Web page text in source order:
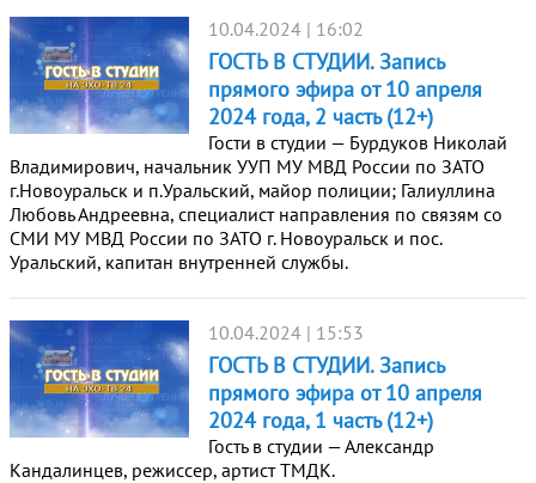
10.04.2024 | 16:02
ГОСТЬ В СТУДИИ. Запись
прямого эфира от 10 апреля
2024 года, 2 часть (12+)
Гости в студии — Бурдуков Николай
Владимирович, начальник УУП МУ МВД России по ЗАТО
г.Новоуральск и п.Уральский, майор полиции; Галиуллина
Любовь Андреевна, специалист направления по связям со
СМИ МУ МВД России по ЗАТО г. Новоуральск и пос.
Уральский, капитан внутренней службы.
10.04.2024 | 15:53
ГОСТЬ В СТУДИИ. Запись
прямого эфира от 10 апреля
2024 года, 1 часть (12+)
Гость в студии — Александр
Кандалинцев, режиссер, артист ТМДК.